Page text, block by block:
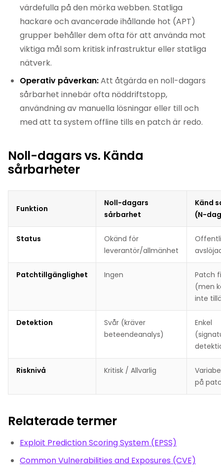
värdefulla på den mörka webben. Statliga
hackare och avancerade ihållande hot (APT)
grupper behåller dem ofta för att använda mot
viktiga mål som kritisk infrastruktur eller statliga
nätverk.
Operativ påverkan:Att åtgärda en noll-dagars
sårbarhet innebär ofta nöddriftstopp,
användning av manuella lösningar eller till och
med att ta system offline tills en patch är redo.
Noll-dagars vs. Kända
sårbarheter
Funktion
Noll-dagars
sårbarhet
Känd
(N-
Status
Okänd för
leverantör/allmänhet
Patchtillgänglighet Ingen
Patch
(men
inte
Detektion
Svår (kräver
beteendeanalys)
Enkel
Risknivå Kritisk / Allvarlig
på
Relaterade termer
Exploit Prediction Scoring System (EPSS)
Common Vulnerabilities and Exposures (CVE)